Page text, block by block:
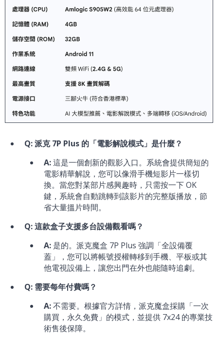
Q: 派克 7P Plus 的「電影解說模式」是什麼？
A:這是一個創新的觀影入口。系統會提供簡短的
電影精華解說，您可以像滑手機短影片一樣切
換。當您對某部片感興趣時，只需按一下 OK
鍵，系統會自動跳轉到該影片的完整版播放，節
省大量搵片時間。
Q: 這款盒子支援多台設備觀看嗎？
A: 是的。派克魔盒 7P Plus 強調「全設備覆
蓋」，您可以將帳號授權轉移到手機、平板或其
他電視設備上，讓您出門在外也能隨時追劇。
Q: 需要每年付費嗎？
A:不需要。根據官方詳情，派克魔盒採購「一次
購買，永久免費」的模式，並提供 7x24 的專業技
術售後保障。